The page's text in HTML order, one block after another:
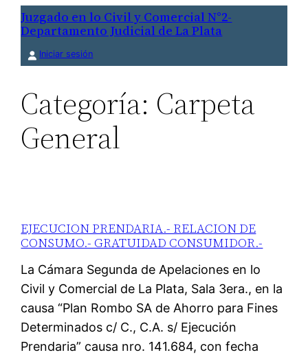
Saltar
contenido
Juzgado en lo Civil y Comercial N°2-
Departamento Judicial de La Plata
Iniciar sesión
Categoría: Carpeta
General
EJECUCION PRENDARIA.- RELACION DE
CONSUMO.- GRATUIDAD CONSUMIDOR.-
La Cámara Segunda de Apelaciones en lo
Civil y Comercial de La Plata, Sala 3era., en la
causa “Plan Rombo SA de Ahorro para Fines
Determinados c/ C., C.A. s/ Ejecución
Prendaria” causa nro. 141.684, con fecha